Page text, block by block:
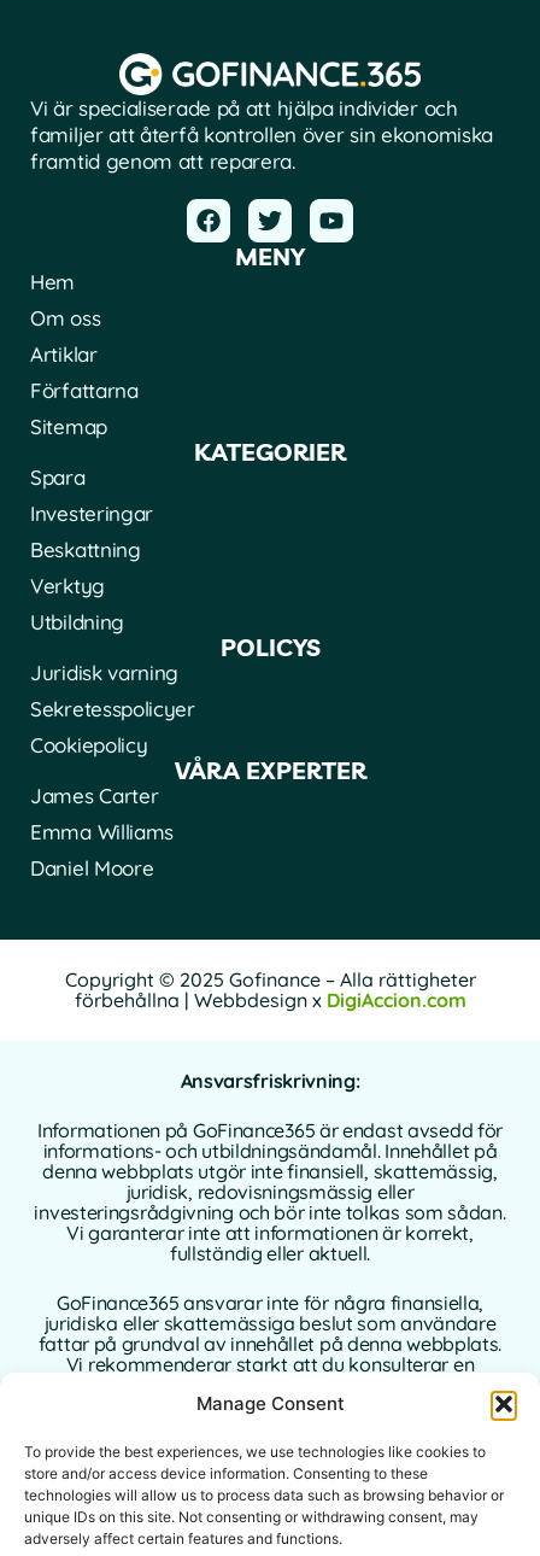
Manage Consent
To provide the best experiences, we use technologies like cookies to
store and/or access device information. Consenting to these
technologies will allow us to process data such as browsing behavior or
unique IDs on this site. Not consenting or withdrawing consent, may
adversely affect certain features and functions.
Vi är specialiserade på att hjälpa individer och
familjer att återfå kontrollen över sin ekonomiska
framtid genom att reparera.
MENY
Hem
Om oss
Artiklar
Författarna
Sitemap
KATEGORIER
Spara
Investeringar
Beskattning
Verktyg
Utbildning
POLICYS
Juridisk varning
Sekretesspolicyer
Cookiepolicy
VÅRA EXPERTER
James Carter
Emma Williams
Daniel Moore
Copyright © 2025 Gofinance – Alla rättigheter
förbehållna | Webbdesign x DigiAccion.com
Ansvarsfriskrivning:
Informationen på GoFinance365 är endast avsedd för
informations- och utbildningsändamål. Innehållet på
denna webbplats utgör inte finansiell, skattemässig,
juridisk, redovisningsmässig eller
investeringsrådgivning och bör inte tolkas som sådan.
Vi garanterar inte att informationen är korrekt,
fullständig eller aktuell.
GoFinance365 ansvarar inte för några finansiella,
juridiska eller skattemässiga beslut som användare
fattar på grundval av innehållet på denna webbplats.
Vi rekommenderar starkt att du konsulterar en
kvalificerad och auktoriserad professionell rådgivare i
ditt hemland innan du fattar några beslut som rör dina
Användning av denna webbplats innebär att du
accepterar denna ansvarsfriskrivning i sin helhet.
Varken GoFinance365 eller dess författare eller
bidragsgivare tar något ansvar för direkta, indirekta